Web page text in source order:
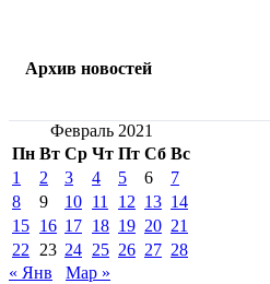
Архив новостей
Февраль 2021
Пн Вт Ср Чт Пт Сб Вс
1
2 3 4 5 6
7
8
9 10 11 12 13 14
15 16 17 18 19 20 21
22
23 24 25 26 27 28
« Янв
Мар »